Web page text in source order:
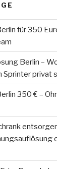
für 350
Berlin –
Sprinter privat
350 € –